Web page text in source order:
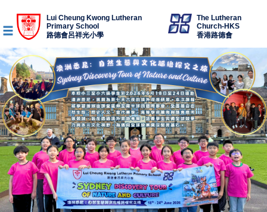
Lui Cheung Kwong Lutheran
Primary School
路德會呂祥光小學
The Lutheran
Church-HKS
香港路德會